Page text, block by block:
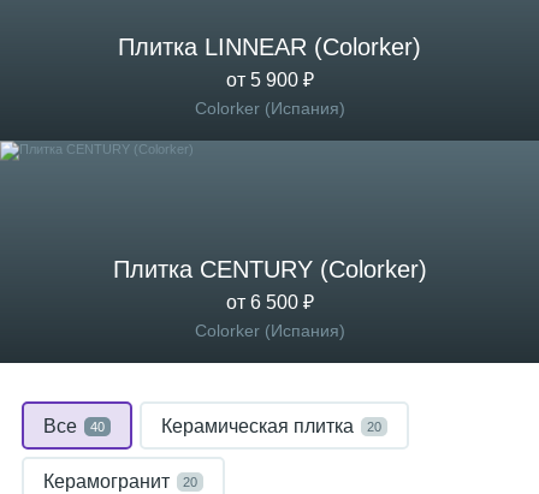
Плитка LINNEAR (Colorker)
от 5 900 ₽
Colorker (Испания)
Плитка CENTURY (Colorker)
от 6 500 ₽
Colorker (Испания)
Все 40 Керамическая плитка 20
Керамогранит 20